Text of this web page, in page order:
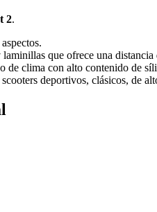
2.
que ofrece una
de clima con alto contenido de
deportivos, clásicos, de